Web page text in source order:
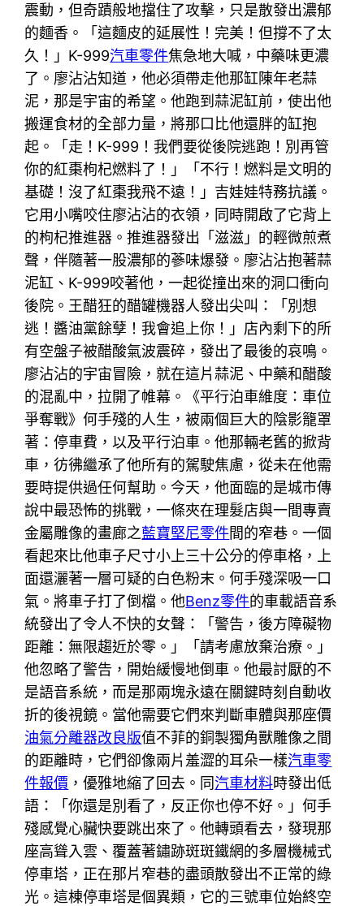
震動，但奇蹟般地擋住了攻擊，只是散發出濃郁
的麵香。「這麵皮的延展性！完美！但撐不了太
久！」K-999汽車零件焦急地大喊，中藥味更濃
了。廖沾沾知道，他必須帶走他那缸陳年老蒜
泥，那是宇宙的希望。他跑到蒜泥缸前，使出他
搬運食材的全部力量，將那口比他還胖的缸抱
起。「走！K-999！我們要從後院逃跑！別再管
你的紅棗枸杞燃料了！」「不行！燃料是文明的
基礎！沒了紅棗我飛不遠！」吉娃娃特務抗議。
它用小嘴咬住廖沾沾的衣領，同時開啟了它背上
的枸杞推進器。推進器發出「滋滋」的輕微煎煮
聲，伴隨著一股濃郁的蔘味爆發。廖沾沾抱著蒜
泥缸、K-999咬著他，一起從撞出來的洞口衝向
後院。王醋狂的醋罐機器人發出尖叫：「別想
逃！醬油黨餘孽！我會追上你！」店內剩下的所
有空盤子被醋酸氣波震碎，發出了最後的哀鳴。
廖沾沾的宇宙冒險，就在這片蒜泥、中藥和醋酸
的混亂中，拉開了帷幕。《平行泊車維度：車位
爭奪戰》何手殘的人生，被兩個巨大的陰影籠罩
著：停車費，以及平行泊車。他那輛老舊的掀背
車，彷彿繼承了他所有的駕駛焦慮，從未在他需
要時提供過任何幫助。今天，他面臨的是城市傳
說中最恐怖的挑戰，一條夾在理髮店與一間專賣
金屬雕像的畫廊之藍寶堅尼零件間的窄巷。一個
看起來比他車子尺寸小上三十公分的停車格，上
面還灑著一層可疑的白色粉末。何手殘深吸一口
氣。將車子打了倒檔。他Benz零件的車載語音系
統發出了令人不快的女聲：「警告，後方障礙物
距離：無限趨近於零。」「請考慮放棄治療。」
他忽略了警告，開始緩慢地倒車。他最討厭的不
是語音系統，而是那兩塊永遠在關鍵時刻自動收
折的後視鏡。當他需要它們來判斷車體與那座價
油氣分離器改良版值不菲的銅製獨角獸雕像之間
的距離時，它們卻像兩片羞澀的耳朵一樣汽車零
件報價 ，優雅地縮了回去。同汽車材料時發出低
語：「你還是別看了，反正你也停不好。」何手
殘感覺心臟快要跳出來了。他轉頭看去，發現那
座高聳入雲、覆蓋著鏽跡斑斑鐵網的多層機械式
停車塔，正在那片窄巷的盡頭散發出不正常的綠
光。這棟停車塔是個異類，它的三號車位始終空